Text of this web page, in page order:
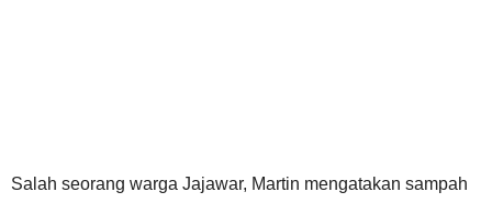
Salah seorang warga Jajawar, Martin mengatakan sampah